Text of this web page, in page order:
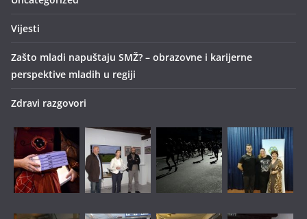
Vijesti
Zašto mladi napuštaju SMŽ? – obrazovne i karijerne
perspektive mladih u regiji
Zdravi razgovori